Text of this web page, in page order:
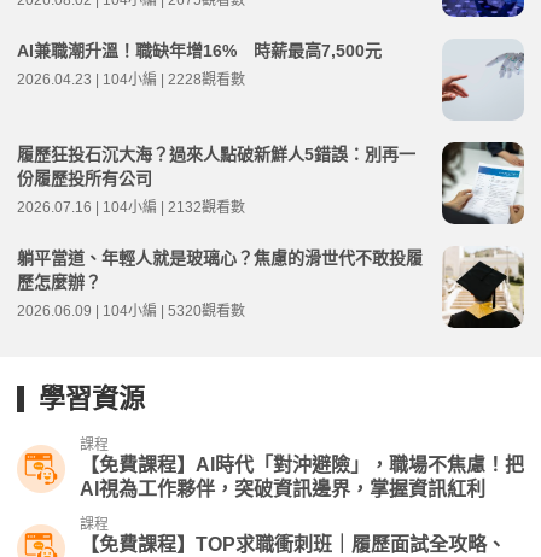
AI兼職潮升溫！職缺年增16% 時薪最高7,500元
2026.04.23 | 104小編 | 2228觀看數
履歷狂投石沉大海？過來人點破新鮮人5錯誤：別再一
份履歷投所有公司
2026.07.16 | 104小編 | 2132觀看數
躺平當道、年輕人就是玻璃心？焦慮的滑世代不敢投履
歷怎麼辦？
2026.06.09 | 104小編 | 5320觀看數
學習資源
課程
【免費課程】AI時代「對沖避險」，職場不焦慮！把
AI視為工作夥伴，突破資訊邊界，掌握資訊紅利
課程
【免費課程】TOP求職衝刺班｜履歷面試全攻略、